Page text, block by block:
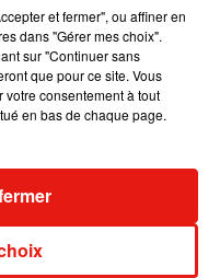
par Aurélie Amcn
d’exhibition
cela peut vous
euros d’amende.
l'éruption du volcan
et fermer", ou affiner en
dans "Gérer mes choix".
sur "Continuer sans
que pour ce site. Vous
votre consentement à tout
en bas de chaque page.